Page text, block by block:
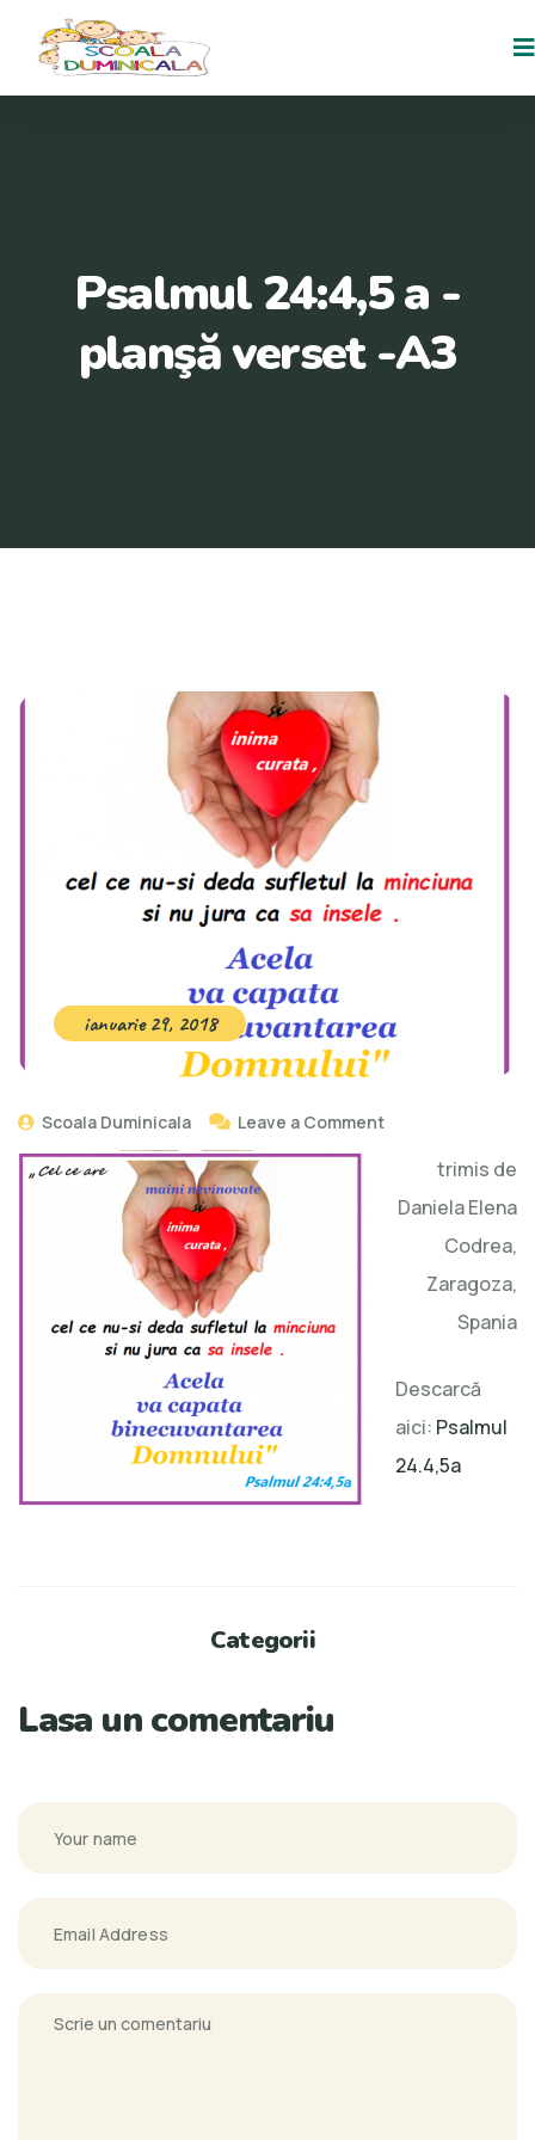
Psalmul 24:4,5 a -
planşă verset -A3
ianuarie 29, 2018
Scoala Duminicala Leave a Comment
trimis de
Daniela Elena
Codrea,
Zaragoza,
Spania
Descarcă
aici: Psalmul
24.4,5a
Categorii
Lasa un comentariu